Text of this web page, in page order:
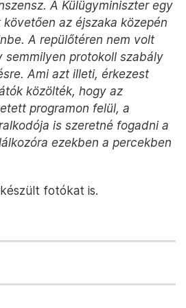
A Külügyminiszter egy
az éjszaka közepén
A repülőtéren nem volt
semmilyen protokoll szabály
Ami azt illeti, érkezest
közölték, hogy az
programon felül, a
is szeretné fogadni a
ezekben a percekben
fotókat is.